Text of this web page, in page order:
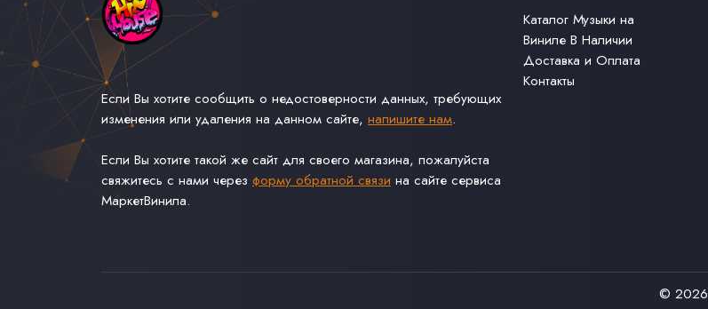
Если Вы хотите сообщить о недостоверности данных, требующих
изменения или удаления на данном сайте, напишите нам.
Если Вы хотите такой же сайт для своего магазина, пожалуйста
свяжитесь с нами через форму обратной связи на сайте сервиса
МаркетВинила.
Каталог Музыки на
Виниле В Наличии
Доставка и Оплата
Контакты
© 2026